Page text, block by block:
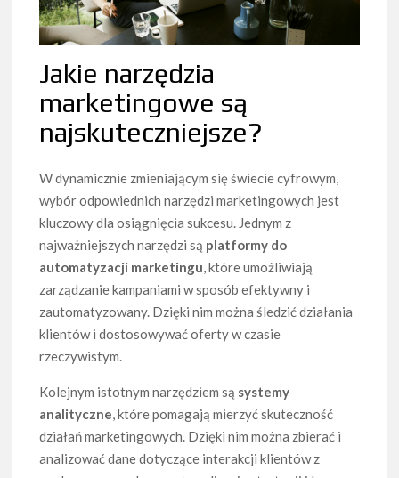
Jakie narzędzia
marketingowe są
najskuteczniejsze?
W dynamicznie zmieniającym się świecie cyfrowym,
wybór odpowiednich narzędzi marketingowych jest
kluczowy dla osiągnięcia sukcesu. Jednym z
najważniejszych narzędzi są platformy do
automatyzacji marketingu, które umożliwiają
zarządzanie kampaniami w sposób efektywny i
zautomatyzowany. Dzięki nim można śledzić działania
klientów i dostosowywać oferty w czasie
rzeczywistym.
Kolejnym istotnym narzędziem są systemy
analityczne, które pomagają mierzyć skuteczność
działań marketingowych. Dzięki nim można zbierać i
analizować dane dotyczące interakcji klientów z